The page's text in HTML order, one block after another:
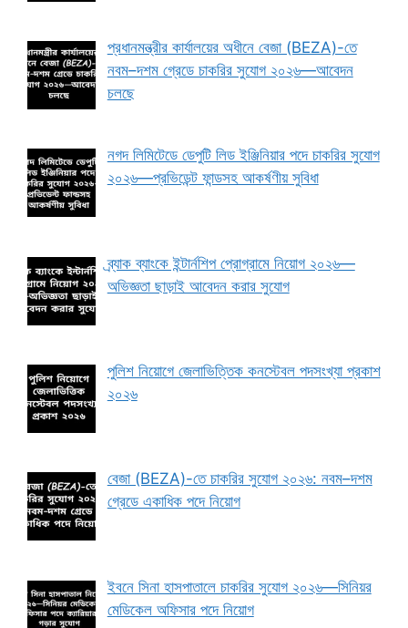
প্রধানমন্ত্রীর কার্যালয়ের অধীনে বেজা (BEZA)-তে
নবম–দশম গ্রেডে চাকরির সুযোগ ২০২৬—আবেদন
চলছে
নগদ লিমিটেডে ডেপুটি লিড ইঞ্জিনিয়ার পদে চাকরির সুযোগ
২০২৬—প্রভিডেন্ট ফান্ডসহ আকর্ষণীয় সুবিধা
ব্র্যাক ব্যাংকে ইন্টার্নশিপ প্রোগ্রামে নিয়োগ ২০২৬—
অভিজ্ঞতা ছাড়াই আবেদন করার সুযোগ
পুলিশ নিয়োগে জেলাভিত্তিক কনস্টেবল পদসংখ্যা প্রকাশ
২০২৬
বেজা (BEZA)-তে চাকরির সুযোগ ২০২৬: নবম–দশম
গ্রেডে একাধিক পদে নিয়োগ
ইবনে সিনা হাসপাতালে চাকরির সুযোগ ২০২৬—সিনিয়র
মেডিকেল অফিসার পদে নিয়োগ